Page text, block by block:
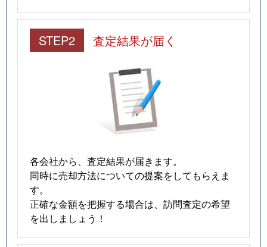
STEP2 査定結果が届く
各会社から、査定結果が届きます。
同時に売却方法についての提案をしてもらえま
す。
正確な金額を把握する場合は、訪問査定の希望
を出しましょう！